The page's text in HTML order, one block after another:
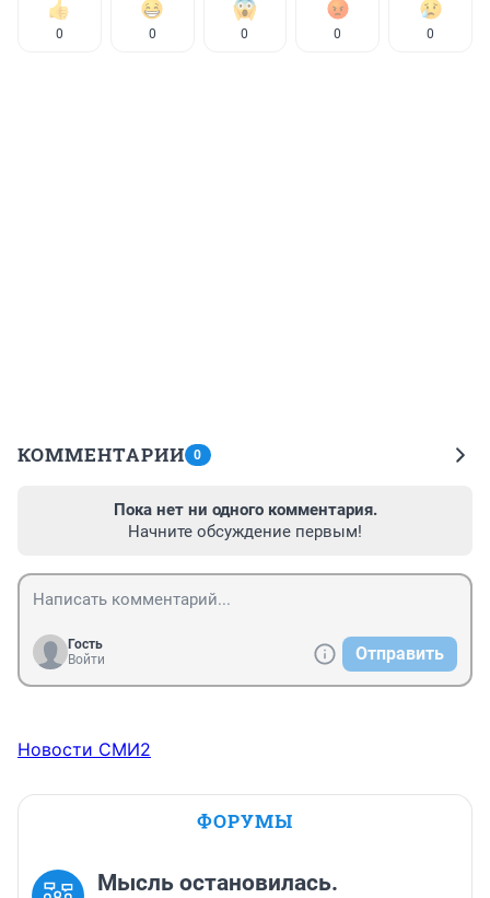
0 0 0 0 0
КОММЕНТАРИИ 0
Пока нет ни одного комментария.
Начните обсуждение первым!
Гость
Войти
Отправить
Новости СМИ2
ФОРУМЫ
Мысль остановилась.